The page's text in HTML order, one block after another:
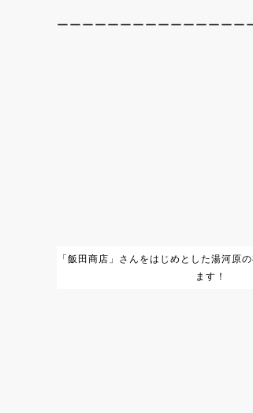
ーーーーーーーーーーーーーーー
「飯田商店」さんをはじめとした湯河原
ます！